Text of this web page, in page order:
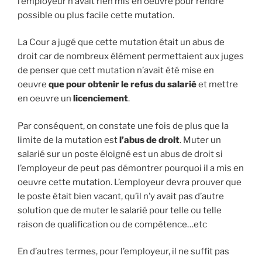
possible ou plus facile cette mutation.
La Cour a jugé que cette mutation était un abus de
droit car de nombreux élément permettaient aux juges
de penser que cett mutation n’avait été mise en
oeuvre que pour obtenir le refus du salariéet mettre
en oeuvre un licenciement.
Par conséquent, on constate une fois de plus que la
limite de la mutation estl’abus de droit. Muter un
salarié sur un poste éloigné est un abus de droit si
l’employeur de peut pas démontrer pourquoi il a mis en
oeuvre cette mutation. L’employeur devra prouver que
le poste était bien vacant, qu’il n’y avait pas d’autre
solution que de muter le salarié pour telle ou telle
raison de qualification ou de compétence…etc
En d’autres termes, pour l’employeur, il ne suffit pas